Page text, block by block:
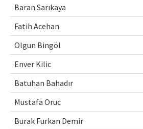
Baran Sarıkaya
Fatih Acehan
Olgun Bingöl
Enver Kilic
Batuhan Bahadır
Mustafa Oruc
Burak Furkan Demir